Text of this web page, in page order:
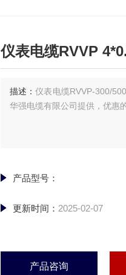
仪表电缆RVVP
描述：仪表电缆RVVP-300/
华强电缆有限公司提供，优惠
产品型号：
更新时间： 2025-02-07
产品咨询